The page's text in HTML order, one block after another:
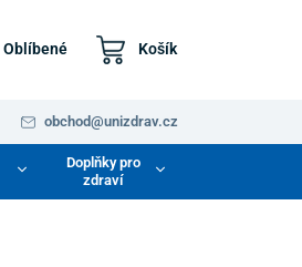
Oblíbené Košík
obchod@unizdrav.cz
Doplňky pro
zdraví